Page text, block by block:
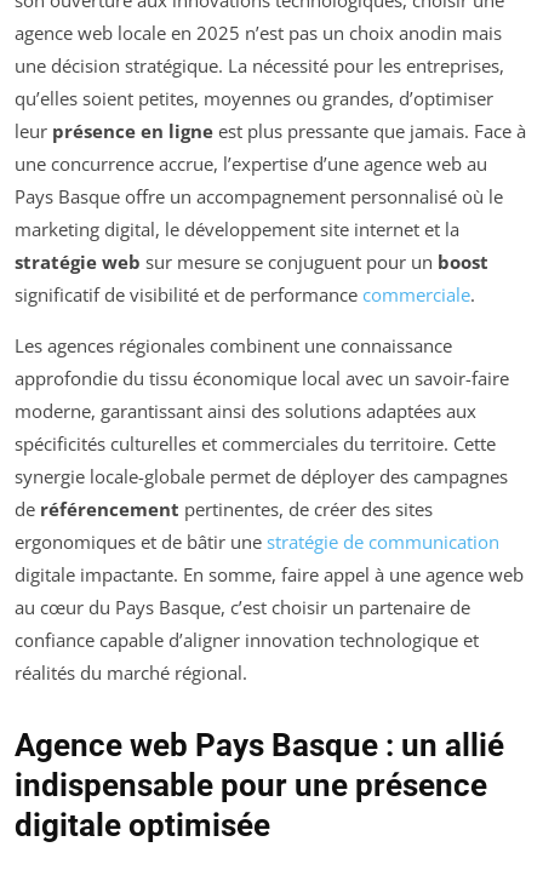
agence web locale en 2025 n’est pas un choix anodin mais
une décision stratégique. La nécessité pour les entreprises,
qu’elles soient petites, moyennes ou grandes, d’optimiser
leur présence en ligne est plus pressante que jamais. Face à
une concurrence accrue, l’expertise d’une agence web au
Pays Basque offre un accompagnement personnalisé où le
marketing digital, le développement site internet et la
stratégie web sur mesure se conjuguent pour un boost
significatif de visibilité et de performance commerciale.
Les agences régionales combinent une connaissance
approfondie du tissu économique local avec un savoir-faire
moderne, garantissant ainsi des solutions adaptées aux
spécificités culturelles et commerciales du territoire. Cette
synergie locale-globale permet de déployer des campagnes
de référencement pertinentes, de créer des sites
ergonomiques et de bâtir une stratégie de communication
digitale impactante. En somme, faire appel à une agence web
au cœur du Pays Basque, c’est choisir un partenaire de
confiance capable d’aligner innovation technologique et
réalités du marché régional.
Agence web Pays Basque : un allié
indispensable pour une présence
digitale optimisée